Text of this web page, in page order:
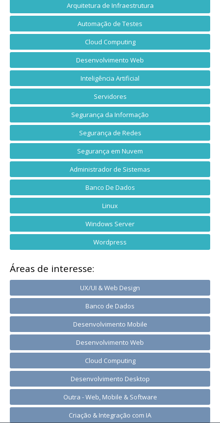
Arquitetura de Infraestrutura
Automação de Testes
Cloud Computing
Desenvolvimento Web
Inteligência Artificial
Servidores
Segurança da Informação
Segurança de Redes
Segurança em Nuvem
Administrador de Sistemas
Banco De Dados
Linux
Windows Server
Wordpress
Áreas de interesse:
UX/UI & Web Design
Banco de Dados
Desenvolvimento Mobile
Desenvolvimento Web
Cloud Computing
Desenvolvimento Desktop
Outra - Web, Mobile & Software
Criação & Integração com IA